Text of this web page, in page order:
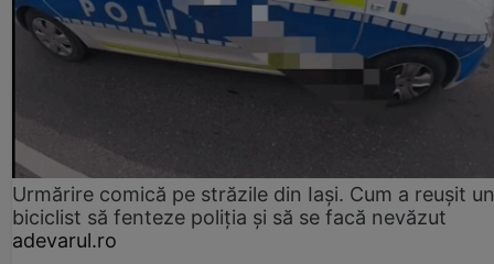
Urmărire comică pe străzile din Iași. Cum a reușit un
biciclist să fenteze poliția și să se facă nevăzut
adevarul.ro